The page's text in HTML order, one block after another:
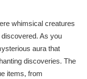
whimsical creatures
As you
aura that
discoveries. The
items, from